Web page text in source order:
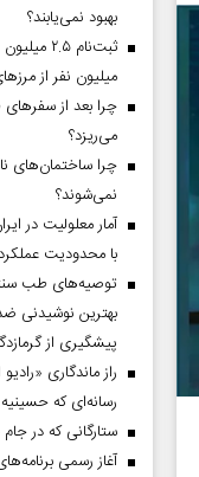
بهبود نمی‌یابند؟
میلیون نفر از
چرا بعد از
می‌ریزد؟
چرا ساختمان‌های
نمی‌شوند؟
با محدودیت
توصیه‌های طب
بهترین نوشیدنی
پیشگیری از
راز ماندگاری
رسانه‌ای که
ستارگانی که در جام جهانی ۲۰۲۶